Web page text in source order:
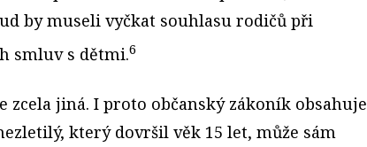
by museli vyčkat souhlasu rodičů při
smluv s dětmi.6
zcela jiná. I proto občanský zákoník obsahuje
který dovršil věk 15 let, může sám